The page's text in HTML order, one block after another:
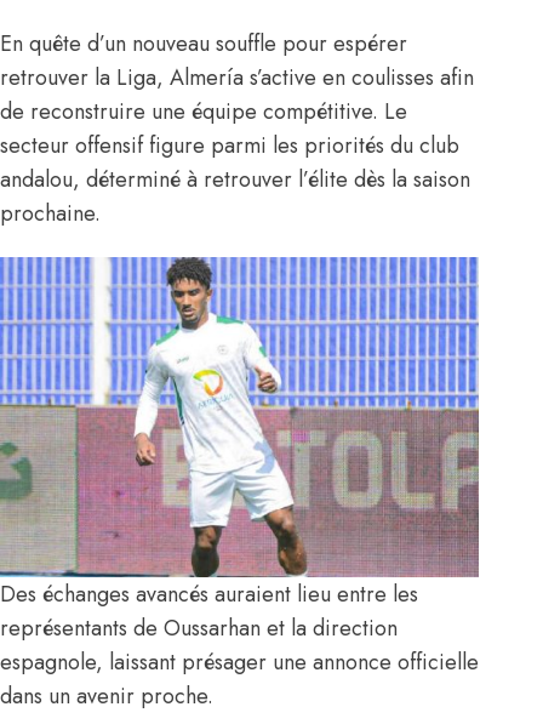
En quête d’un nouveau souffle pour espérer
retrouver la Liga, Almería s’active en coulisses afin
de reconstruire une équipe compétitive. Le
secteur offensif figure parmi les priorités du club
andalou, déterminé à retrouver l’élite dès la saison
prochaine.
Des échanges avancés auraient lieu entre les
représentants de Oussarhan et la direction
espagnole, laissant présager une annonce officielle
dans un avenir proche.